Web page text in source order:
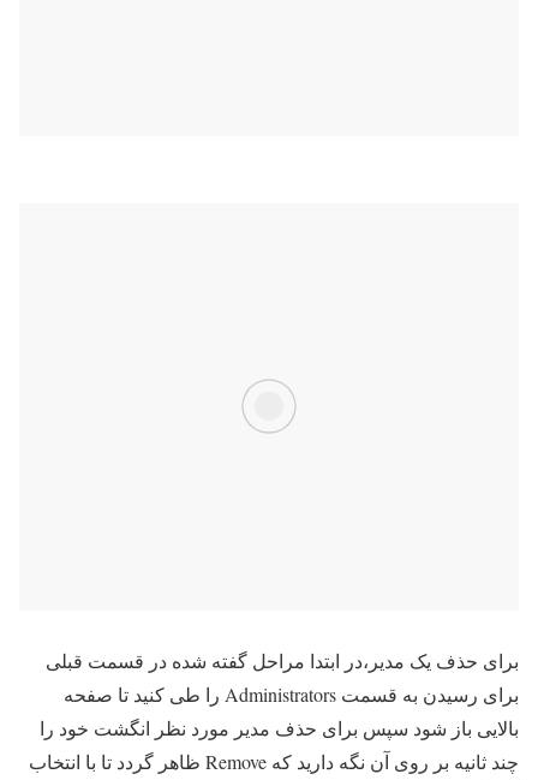
برای حذف یک مدیر،در ابتدا مراحل گفته شده در قسمت قبلی
برای رسیدن به قسمت Administrators را طی کنید تا صفحه
بالایی باز شود سپس برای حذف مدیر مورد نظر انگشت خود را
چند ثانیه بر روی آن نگه دارید که Remove ظاهر گردد تا با انتخاب